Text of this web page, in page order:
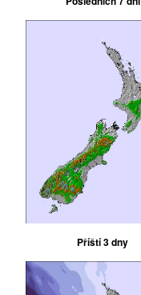
Příští 3 dny